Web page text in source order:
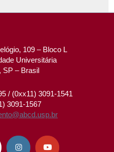
109 – Bloco L
Universitária
SP – Brasil
/ (0xx11) 3091-1541
3091-1567
 